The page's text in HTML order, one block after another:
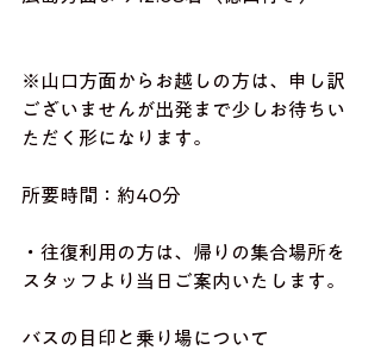
※山口方面からお越しの方は、申し訳
ございませんが出発まで少しお待ちい
ただく形になります。
所要時間：約40分
・往復利用の方は、帰りの集合場所を
スタッフより当日ご案内いたします。
バスの目印と乗り場について